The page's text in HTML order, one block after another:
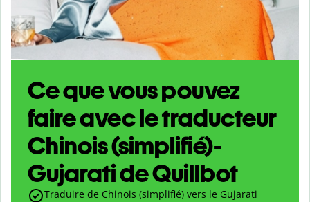
Ce que vous pouvez
faire avec le traducteur
Chinois (simplifié)-
Gujarati de Quillbot
Traduire de Chinois (simplifié) vers le Gujarati